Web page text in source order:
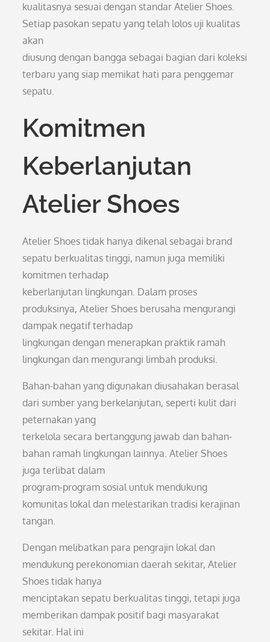
kualitasnya sesuai dengan standar Atelier Shoes.
Setiap pasokan sepatu yang telah lolos uji kualitas
akan
diusung dengan bangga sebagai bagian dari koleksi
terbaru yang siap memikat hati para penggemar
sepatu.
Komitmen
Keberlanjutan
Atelier Shoes
Atelier Shoes tidak hanya dikenal sebagai brand
sepatu berkualitas tinggi, namun juga memiliki
komitmen terhadap
keberlanjutan lingkungan. Dalam proses
produksinya, Atelier Shoes berusaha mengurangi
dampak negatif terhadap
lingkungan dengan menerapkan praktik ramah
lingkungan dan mengurangi limbah produksi.
Bahan-bahan yang digunakan diusahakan berasal
dari sumber yang berkelanjutan, seperti kulit dari
peternakan yang
terkelola secara bertanggung jawab dan bahan-
bahan ramah lingkungan lainnya. Atelier Shoes
juga terlibat dalam
program-program sosial untuk mendukung
komunitas lokal dan melestarikan tradisi kerajinan
tangan.
Dengan melibatkan para pengrajin lokal dan
mendukung perekonomian daerah sekitar, Atelier
Shoes tidak hanya
menciptakan sepatu berkualitas tinggi, tetapi juga
memberikan dampak positif bagi masyarakat
sekitar. Hal ini